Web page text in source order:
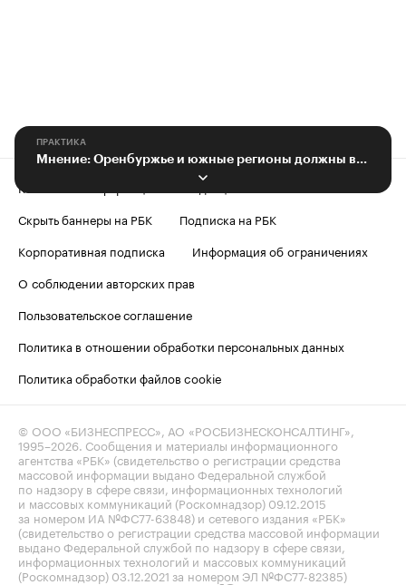
ПРАКТИКА
Мнение: Оренбуржье и южные регионы должны вместе смотреть вперед
Контактная информация
Скрыть баннеры на РБК
Подписка на РБК
Корпоративная подписка
Информация об ограничениях
О соблюдении авторских прав
Пользовательское соглашение
Политика в отношении обработки персональных данных
Политика обработки файлов cookie
© ООО «БИЗНЕСПРЕСС», АО «РОСБИЗНЕСКОНСАЛТИНГ»,
1995–2026. Сообщения и материалы информационного
агентства «РБК» (свидетельство о регистрации средства
массовой информации выдано Федеральной службой
по надзору в сфере связи, информационных технологий
и массовых коммуникаций (Роскомнадзор) 09.12.2015
за номером ИА №ФС77-63848) и сетевого издания «РБК»
(свидетельство о регистрации средства массовой информации
выдано Федеральной службой по надзору в сфере связи,
информационных технологий и массовых коммуникаций
(Роскомнадзор) 03.12.2021 за номером ЭЛ №ФС77-82385)